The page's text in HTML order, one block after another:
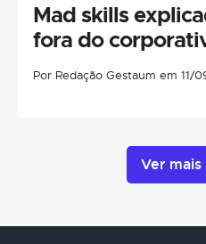
Mad skills
fora do
Por Redação Gestaum em 11/
Ver